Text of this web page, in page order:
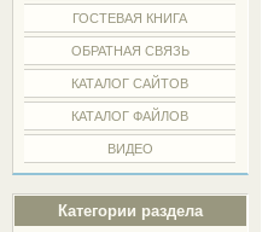
ГОСТЕВАЯ КНИГА
ОБРАТНАЯ СВЯЗЬ
КАТАЛОГ САЙТОВ
КАТАЛОГ ФАЙЛОВ
ВИДЕО
Категории раздела